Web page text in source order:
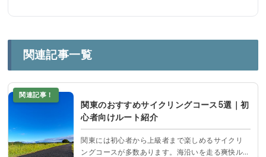
関連記事一覧
関連記事！
関東のおすすめサイクリングコース5選｜初
心者向けルート紹介
関東には初心者から上級者まで楽しめるサイクリ
ングコースが多数あります。海沿いを走る爽快ル